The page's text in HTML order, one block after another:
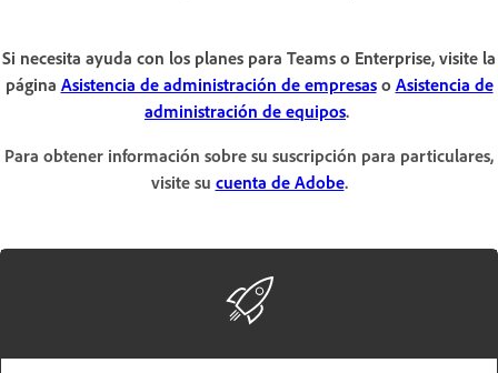
Si necesita ayuda con los planes para Teams o Enterprise, visite la
página Asistencia de administración de empresaso Asistencia de
administración de equipos.
Para obtener información sobre su suscripción para particulares,
visite su cuenta de Adobe.